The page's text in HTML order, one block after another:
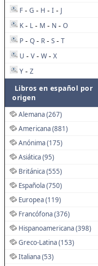
F - G - H - I - J
K - L - M - N - O
P - Q - R - S - T
U - V - W - X
Y - Z
Libros en español por
origen
Alemana (267)
Americana (881)
Anónima (175)
Asiática (95)
Británica (555)
Española (750)
Europea (119)
Francófona (376)
Hispanoamericana (398)
Greco-Latina (153)
Italiana (53)